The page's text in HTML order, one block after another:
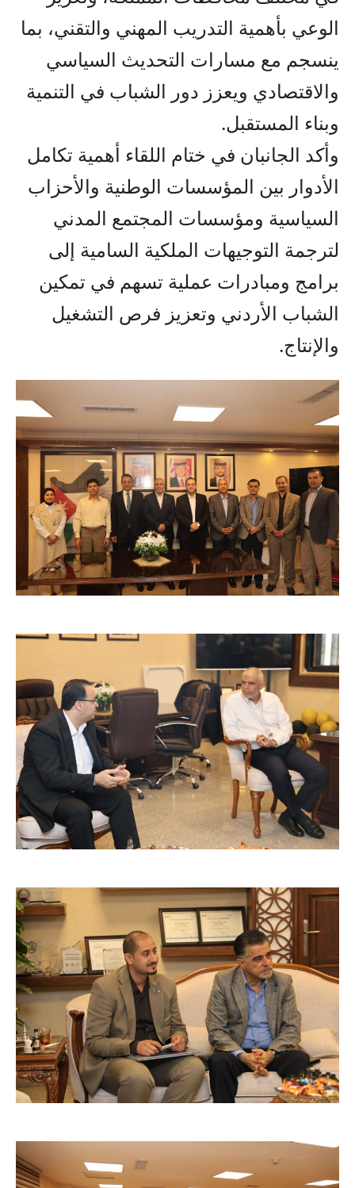
الوعي بأهمية التدريب المهني والتقني، بما
ينسجم مع مسارات التحديث السياسي
والاقتصادي ويعزز دور الشباب في التنمية
وبناء المستقبل.
وأكد الجانبان في ختام اللقاء أهمية تكامل
الأدوار بين المؤسسات الوطنية والأحزاب
السياسية ومؤسسات المجتمع المدني
لترجمة التوجيهات الملكية السامية إلى
برامج ومبادرات عملية تسهم في تمكين
الشباب الأردني وتعزيز فرص التشغيل
والإنتاج.